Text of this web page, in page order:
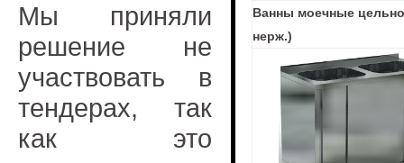
Мы приняли
решение не
участвовать в
тендерах, так
как это
Ванны моечные
нерж.)